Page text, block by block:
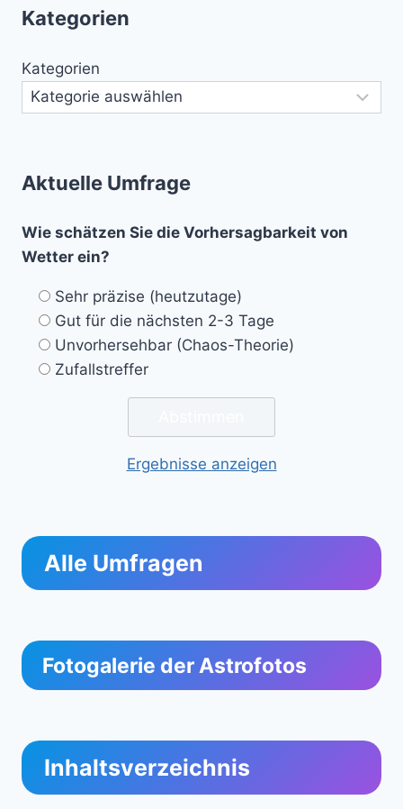
Kategorien
Kategorien
Aktuelle Umfrage
Wie schätzen Sie die Vorhersagbarkeit von
Wetter ein?
Sehr präzise (heutzutage)
Gut für die nächsten 2-3 Tage
Unvorhersehbar (Chaos-Theorie)
Zufallstreffer
Ergebnisse anzeigen
Alle Umfragen
Fotogalerie der Astrofotos
Inhaltsverzeichnis